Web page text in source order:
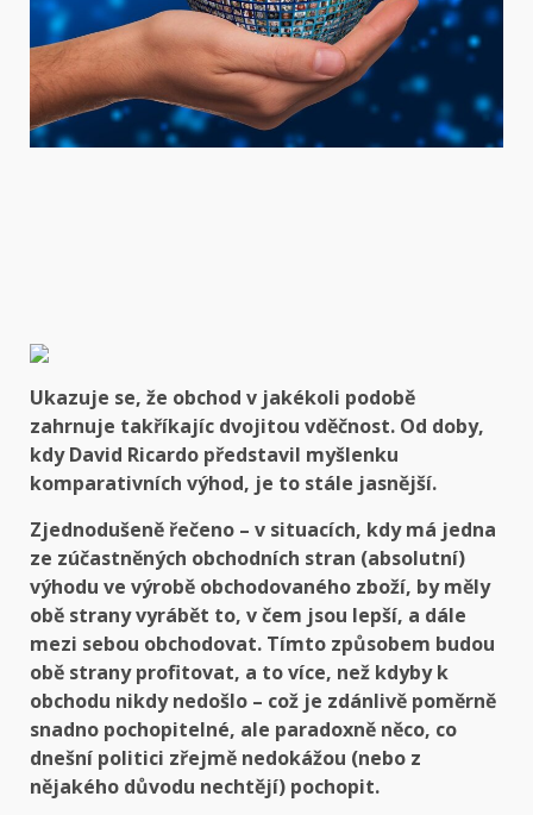
Ukazuje se, že obchod v jakékoli podobě
zahrnuje takříkajíc dvojitou vděčnost. Od doby,
kdy David Ricardo představil myšlenku
komparativních výhod, je to stále jasnější.
Zjednodušeně řečeno – v situacích, kdy má jedna
ze zúčastněných obchodních stran (absolutní)
výhodu ve výrobě obchodovaného zboží, by měly
obě strany vyrábět to, v čem jsou lepší, a dále
mezi sebou obchodovat. Tímto způsobem budou
obě strany profitovat, a to více, než kdyby k
obchodu nikdy nedošlo – což je zdánlivě poměrně
snadno pochopitelné, ale paradoxně něco, co
dnešní politici zřejmě nedokážou (nebo z
nějakého důvodu nechtějí) pochopit.